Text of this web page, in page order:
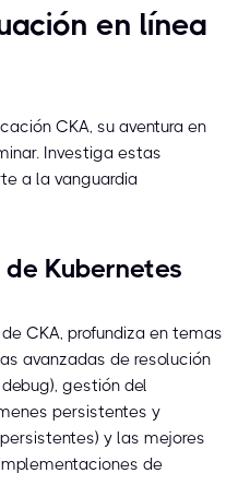
en línea
CKA, su aventura en
Investiga estas
a la vanguardia
Kubernetes
CKA, profundiza en temas
avanzadas de resolución
gestión del
persistentes y
y las mejores
de